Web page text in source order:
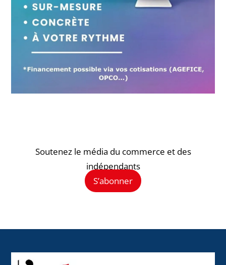
Soutenez le média du commerce et des
indépendants
S’abonner